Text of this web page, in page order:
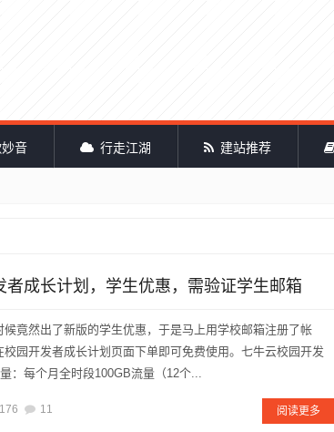
音 行走江湖 建站推荐
者成长计划，学生优惠，需验证学生邮箱
竟然出了新版的学生优惠，于是马上用学校邮箱注册了帐
园开发者成长计划页面下单即可免费使用。七牛云校园开发
：每个月全时段100GB流量（12个...
11 阅读更多